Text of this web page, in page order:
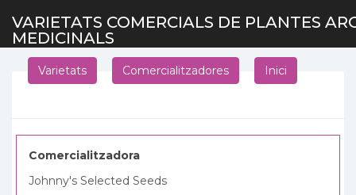
VARIETATS COMERCIALS DE PLANTES
MEDICINALS
Varietats Comercialitzadores Inici
Comercialitzadora
Johnny's Selected Seeds